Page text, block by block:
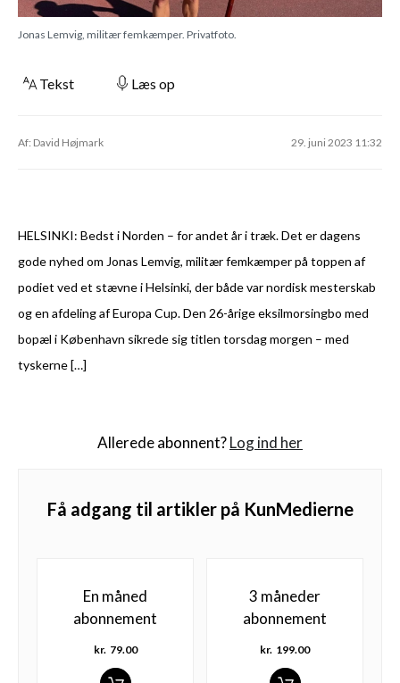
Jonas Lemvig, militær femkæmper. Privatfoto.
Tekst Læs op
Af: David Højmark 29. juni 2023 11:32
HELSINKI: Bedst i Norden – for andet år i træk. Det er dagens
gode nyhed om Jonas Lemvig, militær femkæmper på toppen af
podiet ved et stævne i Helsinki, der både var nordisk mesterskab
og en afdeling af Europa Cup. Den 26-årige eksilmorsingbo med
bopæl i København sikrede sig titlen torsdag morgen – med
tyskerne […]
Allerede abonnent?Log ind her
Få adgang til artikler på KunMedierne
En måned
abonnement
kr. 79.00
3 måneder
abonnement
kr. 199.00